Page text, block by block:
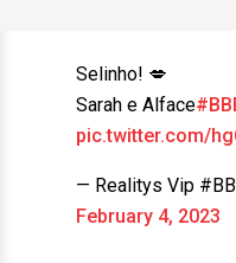
Selinho! 💋
Sarah e Alface
pic.twitter.com/
— Realitys Vip
February 4, 2023